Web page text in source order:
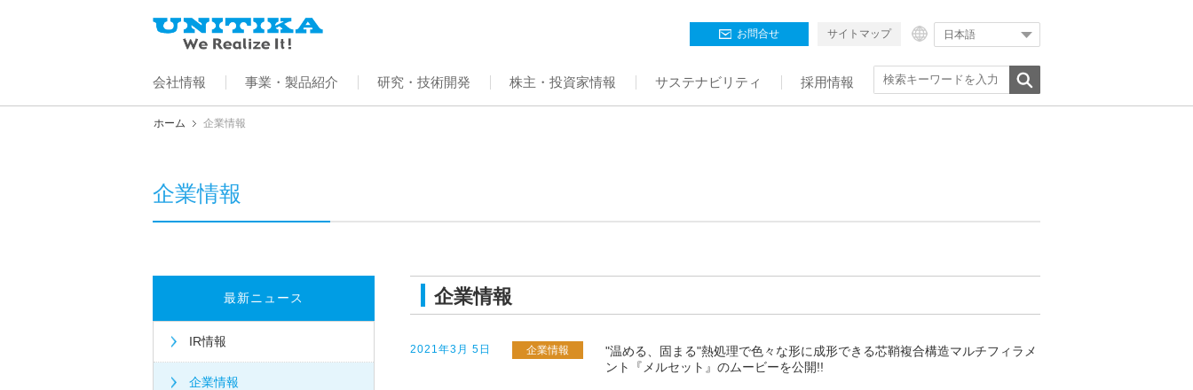
お問合せ サイトマップ 日本語
会社情報 事業・製品紹介 研究・技術開発 株主・投資家情報 サステナビリティ 採用情報
ホーム 企業情報
企業情報
企業情報
2021年3月 5日 企業情報
"温める、固まる"熱処理で色々な形に成形できる芯鞘複合構造マルチフィラメ
ント『メルセット』のムービーを公開!!
最新ニュース
IR情報
企業情報